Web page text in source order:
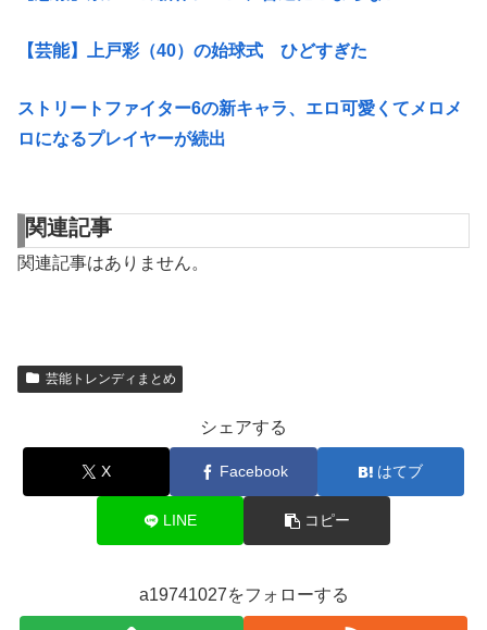
【芸能】上戸彩（40）の始球式 ひどすぎた
ストリートファイター6の新キャラ、エロ可愛くてメロメ
ロになるプレイヤーが続出
関連記事
関連記事はありません。
芸能トレンディまとめ
シェアする
X Facebook はてブ
LINE コピー
a19741027をフォローする